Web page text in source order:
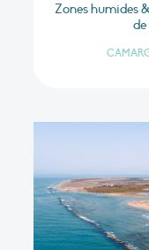
Zones humides